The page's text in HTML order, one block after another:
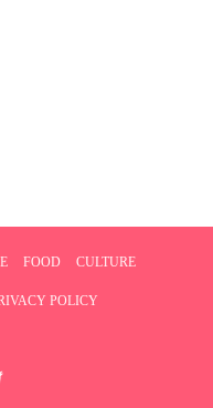
FOOD CULTURE
POLICY